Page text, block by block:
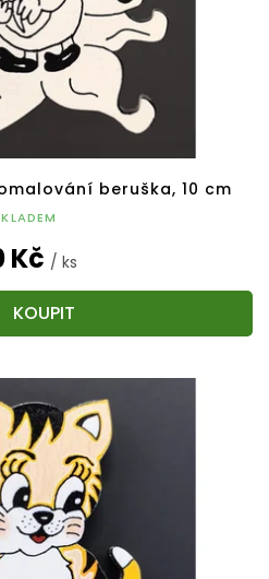
beruška, 10 cm
Kč / ks